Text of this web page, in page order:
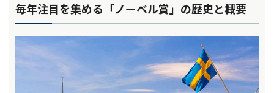
毎年注目を集める「ノーベル賞」の歴史と概要